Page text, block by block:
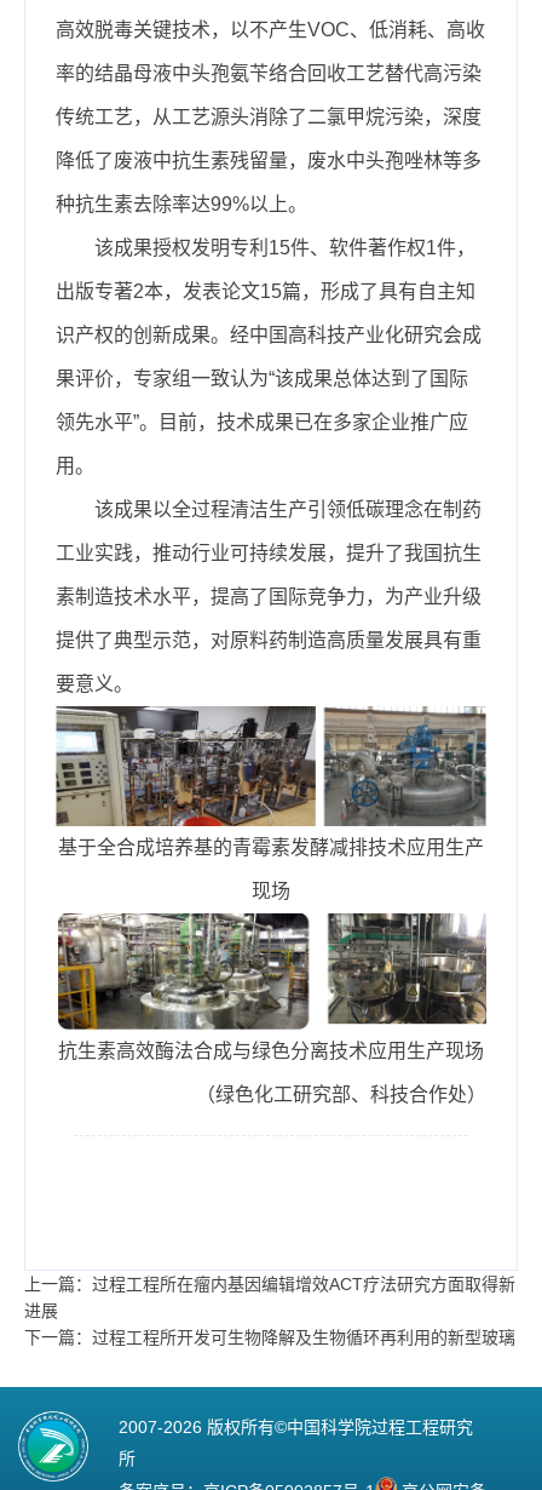
高效脱毒关键技术，以不产生VOC、低消耗、高收
率的结晶母液中头孢氨苄络合回收工艺替代高污染
传统工艺，从工艺源头消除了二氯甲烷污染，深度
降低了废液中抗生素残留量，废水中头孢唑林等多
种抗生素去除率达99%以上。
该成果授权发明专利 15件、软件著作权1件，
出版专著2本，发表论文15篇，形成了具有自主知
识产权的创新成果。经中国高科技产业化研究会成
果评价，专家组一致认为“该成果总体达到了国际
领先水平”。目前，技术成果已在多家企业推广应
用。
该成果以全过程清洁生产引领低碳理念在制药
工业实践，推动行业可持续发展，提升了我国抗生
素制造技术水平，提高了国际竞争力，为产业升级
提供了典型示范，对原料药制造高质量发展具有重
要意义。
基于全合成培养基的青霉素发酵减排技术应用生产
现场
抗生素高效酶法合成与绿色分离技术应用 生产现场
（绿色化工研究部、科技合作处）
上一篇：过程工程所在瘤内基因编辑增效ACT疗法研究方面取得新
进展
下一篇：过程工程所开发可生物降解及生物循环再利用的新型玻璃
2007-2026 版权所有©中国科学院过程工程研究
所